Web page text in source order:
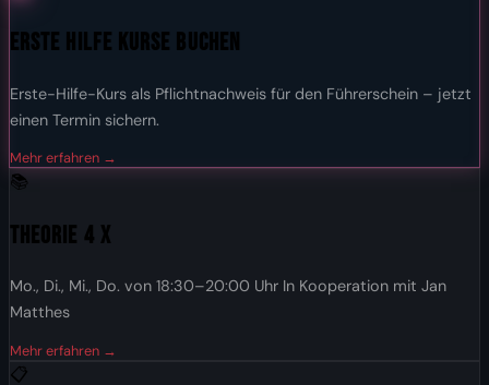
Erste Hilfe Kurse buchen
Erste-Hilfe-Kurs als Pflichtnachweis für den Führerschein – jetzt
einen Termin sichern.
Mehr erfahren →
📚
Theorie 4 x
Mo., Di., Mi., Do. von 18:30–20:00 Uhr In Kooperation mit Jan
Matthes
Mehr erfahren →
📋